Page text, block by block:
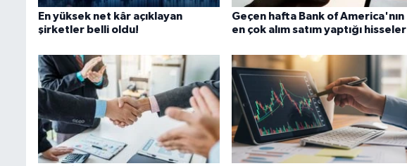
En yüksek net kâr açıklayan
şirketler belli oldu!
Geçen hafta Bank of America'nın
en çok alım satım yaptığı hisseler